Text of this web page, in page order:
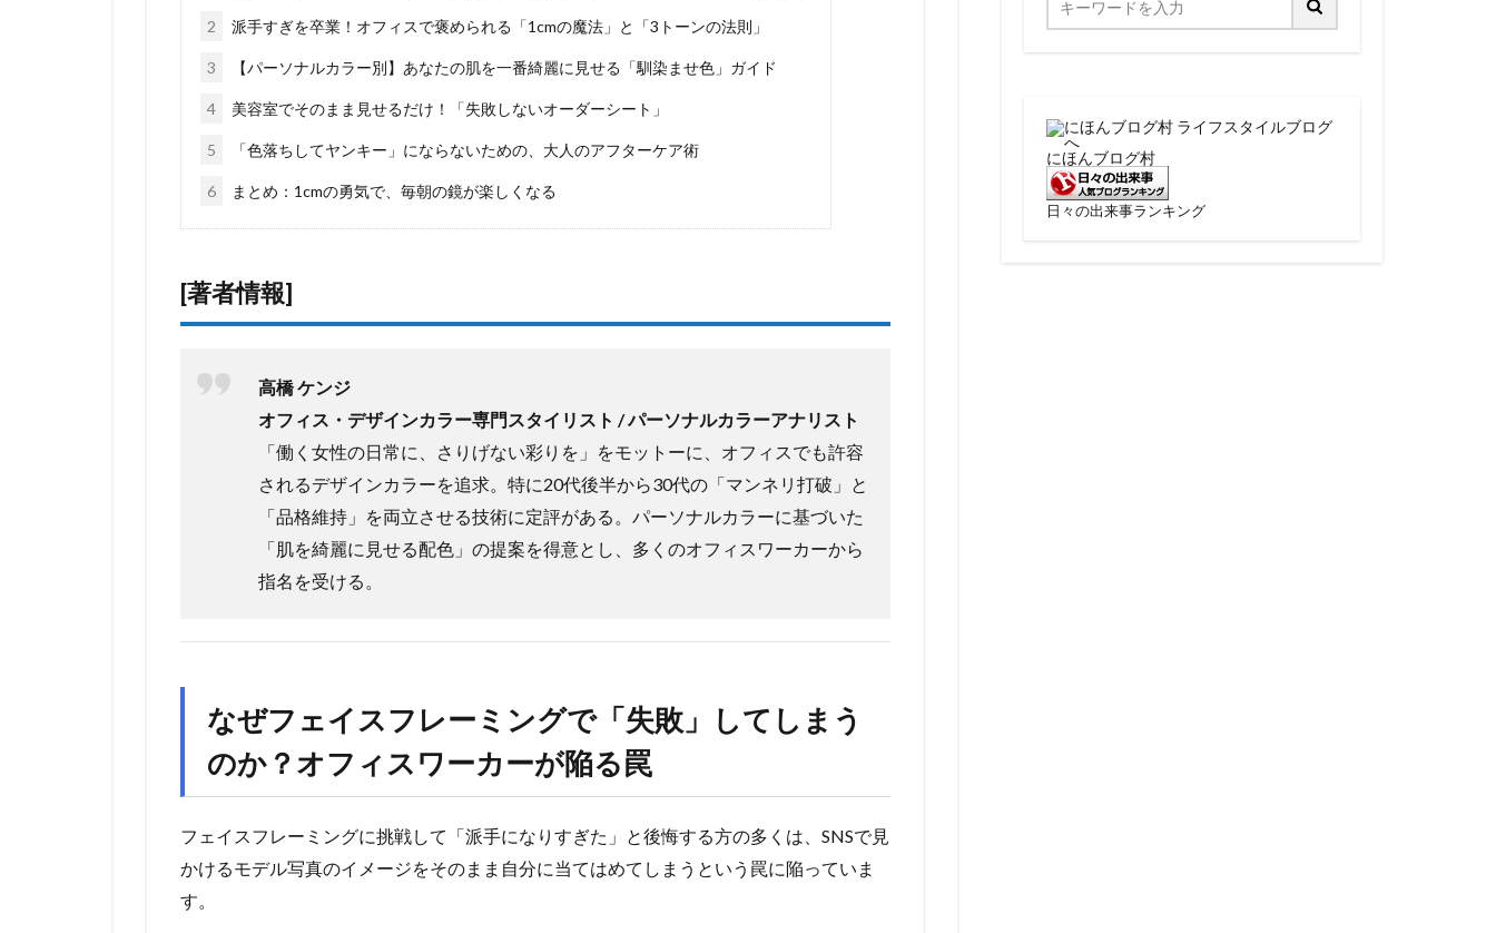
2 派手すぎを卒業！オフィスで褒められる「1cmの魔法」と「3トーンの法則」
3 【パーソナルカラー別】あなたの肌を一番綺麗に見せる「馴染ませ色」ガイド
4 美容室でそのまま見せるだけ！「失敗しないオーダーシート」
5 「色落ちしてヤンキー」にならないための、大人のアフターケア術
6 まとめ：1cmの勇気で、毎朝の鏡が楽しくなる
[著者情報]
高橋 ケンジ
オフィス・デザインカラー専門スタイリスト / パーソナルカラーアナリスト
「働く女性の日常に、さりげない彩りを」をモットーに、オフィスでも許容
されるデザインカラーを追求。特に20代後半から30代の「マンネリ打破」と
「品格維持」を両立させる技術に定評がある。パーソナルカラーに基づいた
「肌を綺麗に見せる配色」の提案を得意とし、多くのオフィスワーカーから
指名を受ける。
なぜフェイスフレーミングで「失敗」してしまう
のか？オフィスワーカーが陥る罠
フェイスフレーミングに挑戦して「派手になりすぎた」と後悔する方の多くは、SNSで見
かけるモデル写真のイメージをそのまま自分に当てはめてしまうという罠に陥っていま
す。
にほんブログ村
日々の出来事ランキング